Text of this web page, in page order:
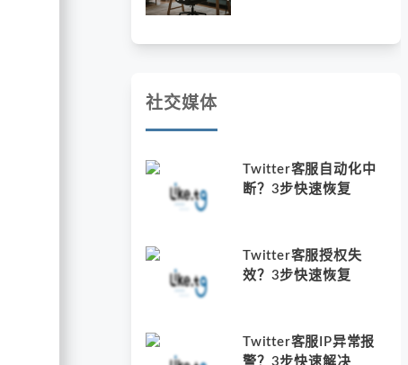
社交媒体
Twitter客服自动化中
断？3步快速恢复
Twitter客服授权失
效？3步快速恢复
Twitter客服IP异常报
警？3步快速解决